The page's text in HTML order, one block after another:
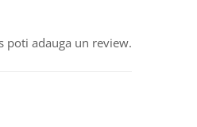
poti adauga un review.